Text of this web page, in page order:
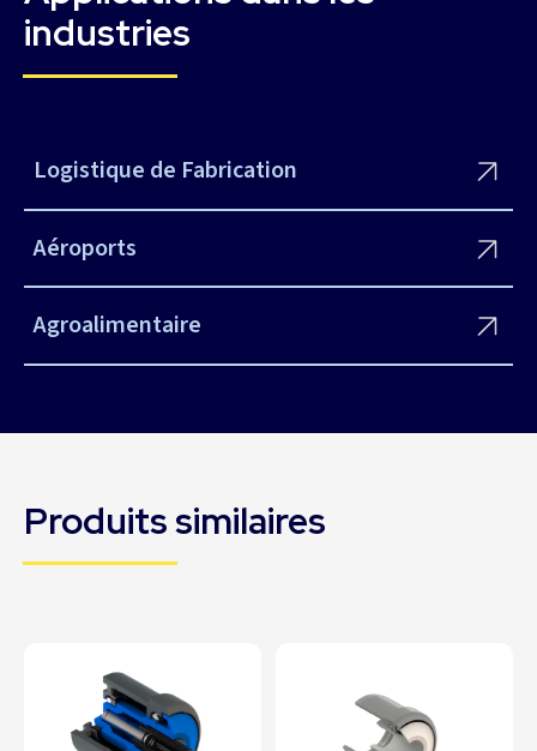
industries
Logistique de Fabrication
Aéroports
Agroalimentaire
Produits similaires